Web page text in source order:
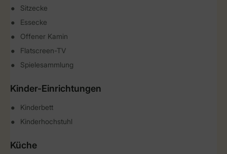
Sitzecke
Essecke
Offener Kamin
Flatscreen-TV
Spielesammlung
Kinder-Einrichtungen
Kinderbett
Kinderhochstuhl
Küche